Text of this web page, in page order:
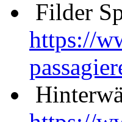
Filder
https://